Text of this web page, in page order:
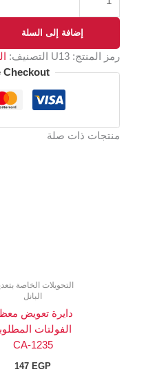
إضافة إلى السلة
رمز المنتج: U13 التصنيف:
Checkout
منتجات ذات صلة
التحويلات الخاصة
البانل
دايرة تعويض
الفولتات
CA-1235
147 EGP